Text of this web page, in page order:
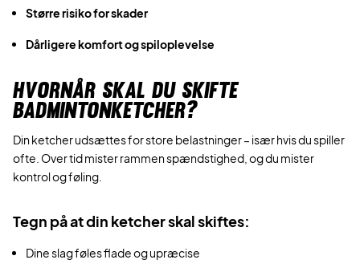
Større risiko for skader
Dårligere komfort og spiloplevelse
HVORNÅR SKAL DU SKIFTE
BADMINTONKETCHER?
Din ketcher udsættes for store belastninger – især hvis du spiller
ofte. Over tid mister rammen spændstighed, og du mister
kontrol og føling.
Tegn på at din ketcher skal skiftes:
Dine slag føles flade og upræcise